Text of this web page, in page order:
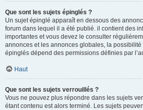
Que sont les sujets épinglés ?
Un sujet épinglé apparaît en dessous des
forum dans lequel il a été publié. il contient des
importantes et vous devez le consulter
annonces et les annonces globales, la
épinglés dépend des permissions définies par
Haut
Que sont les sujets verrouillés ?
Vous ne pouvez plus répondre dans les sujets
étant contenu est alors terminé. Les sujets